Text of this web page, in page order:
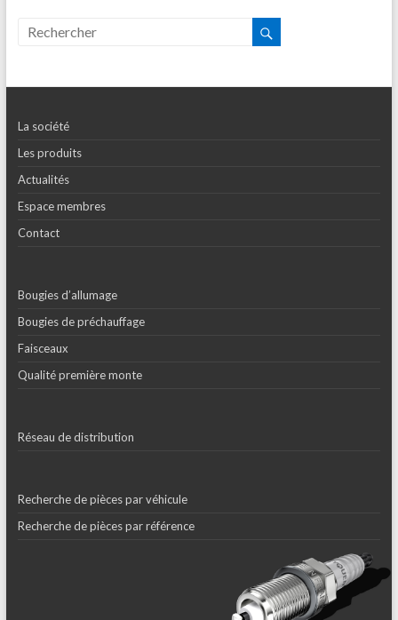
La société
Les produits
Actualités
Espace membres
Contact
Bougies d’allumage
Bougies de préchauffage
Faisceaux
Qualité première monte
Réseau de distribution
Recherche de pièces par véhicule
Recherche de pièces par référence